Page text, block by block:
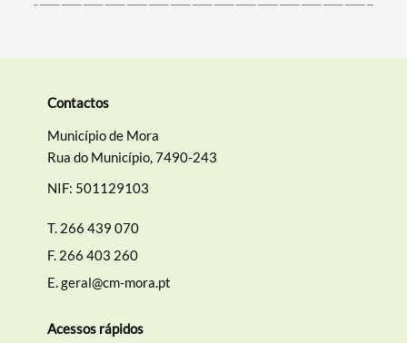
Contactos
Município de Mora
Rua do Município, 7490-243
NIF: 501129103
T. 266 439 070
F. 266 403 260
E.geral@cm-mora.pt
Acessos rápidos